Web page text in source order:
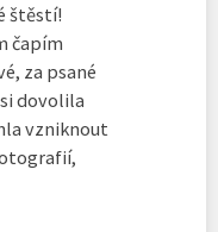
štěstí!
čapím
za psané
dovolila
vzniknout